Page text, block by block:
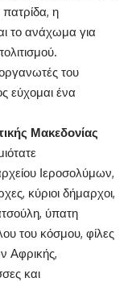
η
το ανάχωμα για
του
εύχομαι ένα
Μακεδονίας
Ιεροσολύμων,
κύριοι δήμαρχοι,
ύπατη
του κόσμου, φίλες
Αφρικής,
και